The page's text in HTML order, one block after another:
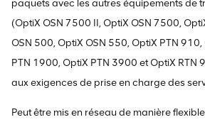
paquets avec les autres équipements de
(OptiX OSN 7500 II, OptiX OSN 7500,
OSN 500, OptiX OSN 550, OptiX PTN
PTN 1900, OptiX PTN 3900 et OptiX RTN
aux exigences de prise en charge des
Peut être mis en réseau de manière